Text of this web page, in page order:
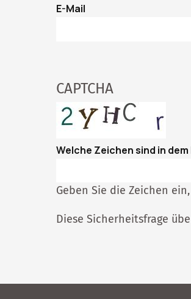
E-Mail
CAPTCHA
Welche Zeichen sind in
Geben Sie die Zeichen
Diese Sicherheitsfrage